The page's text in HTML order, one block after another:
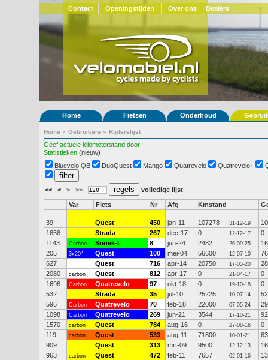
Contact Openingstijden Over ons Dealers
Home Fietsen Onderhoud
Home » Gebruikers » Rijderslijst
Geef actuele kilometerstand door
Statistieken (nieuw)
Bluevelo QB
DuoQuest Mango Quatrevelo Quatrevelo+
<< < > >> volledige lijst
Var Fiets Nr Afg Kmstand
39 Quest 450 jan-11 107278 31-12-19
1656
Strada 267 dec-17 0 12-12-17
0
1143
Carbon Snoek-L 8 jun-24 2482 26-09-25
205
3x20" Quest 100 mei-04 56600 12-07-10
627
Quest 716 apr-14 20750 17-05-20
2080
carbon Quest 812 apr-17 0 21-04-17
0
1696
Carbon Quatrevelo 97 okt-18 0 19-10-18
0
532
Strada 35 jul-10 25225 10-07-14
596
Carbon Quatrevelo 70 feb-18 22000 07-05-24
1098
Carbon Quatrevelo 269 jun-21 3544 17-10-21
1570
carbon Quest 784 aug-16 0 27-08-16
0
119
carbon Quest 533 aug-11 71800 10-01-21
909
Quest 313 mrt-09 9500 12-12-13
963
carbon Quest 472 feb-11 7657 02-01-16